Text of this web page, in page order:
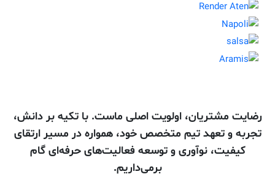
رضایت مشتریان، اولویت اصلی ماست. با تکیه بر دانش،
تجربه و تعهد تیم متخصص خود، همواره در مسیر ارتقای
کیفیت، نوآوری و توسعه فعالیت‌های حرفه‌ای گام
برمی‌داریم.